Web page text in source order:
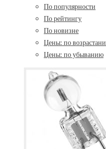
По популярности
По рейтингу
По новизне
Цены: по
Цены: по убыванию